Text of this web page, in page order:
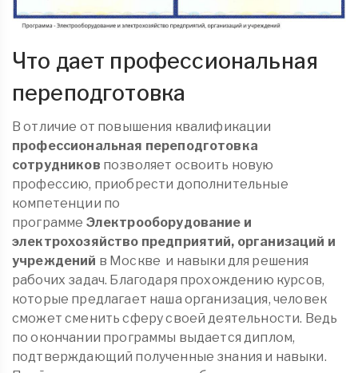
Что дает профессиональная
переподготовка
В отличие от повышения квалификации
профессиональная переподготовка
сотрудников позволяет освоить новую
профессию, приобрести дополнительные
компетенции по
программе Электрооборудование и
электрохозяйство предприятий, организаций и
учреждений в Москве и навыки для решения
рабочих задач. Благодаря прохождению курсов,
которые предлагает наша организация, человек
сможет сменить сферу своей деятельности. Ведь
по окончании программы выдается диплом,
подтверждающий полученные знания и навыки.